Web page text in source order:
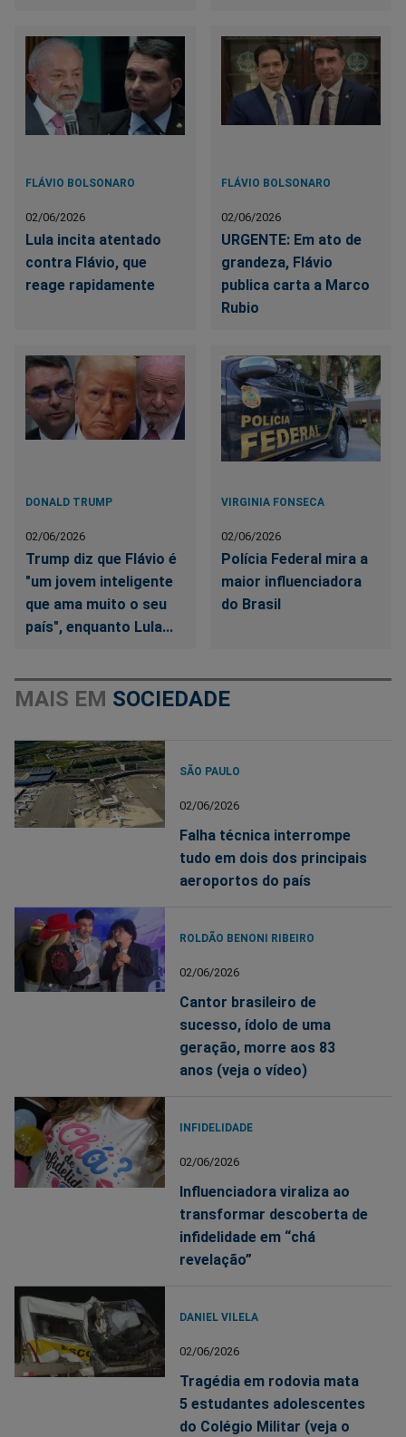
FLÁVIO BOLSONARO
02/06/2026
Lula incita atentado
contra Flávio, que
reage rapidamente
FLÁVIO BOLSONARO
02/06/2026
URGENTE: Em ato de
grandeza, Flávio
publica carta a Marco
Rubio
DONALD TRUMP
02/06/2026
Trump diz que Flávio é
"um jovem inteligente
que ama muito o seu
país", enquanto Lula...
VIRGINIA FONSECA
02/06/2026
Polícia Federal mira a
maior influenciadora
do Brasil
MAIS EM SOCIEDADE
SÃO PAULO
02/06/2026
Falha técnica interrompe
tudo em dois dos principais
aeroportos do país
ROLDÃO BENONI RIBEIRO
02/06/2026
Cantor brasileiro de
sucesso, ídolo de uma
geração, morre aos 83
anos (veja o vídeo)
INFIDELIDADE
02/06/2026
Influenciadora viraliza ao
transformar descoberta de
infidelidade em “chá
revelação”
DANIEL VILELA
02/06/2026
Tragédia em rodovia mata
5 estudantes adolescentes
do Colégio Militar (veja o